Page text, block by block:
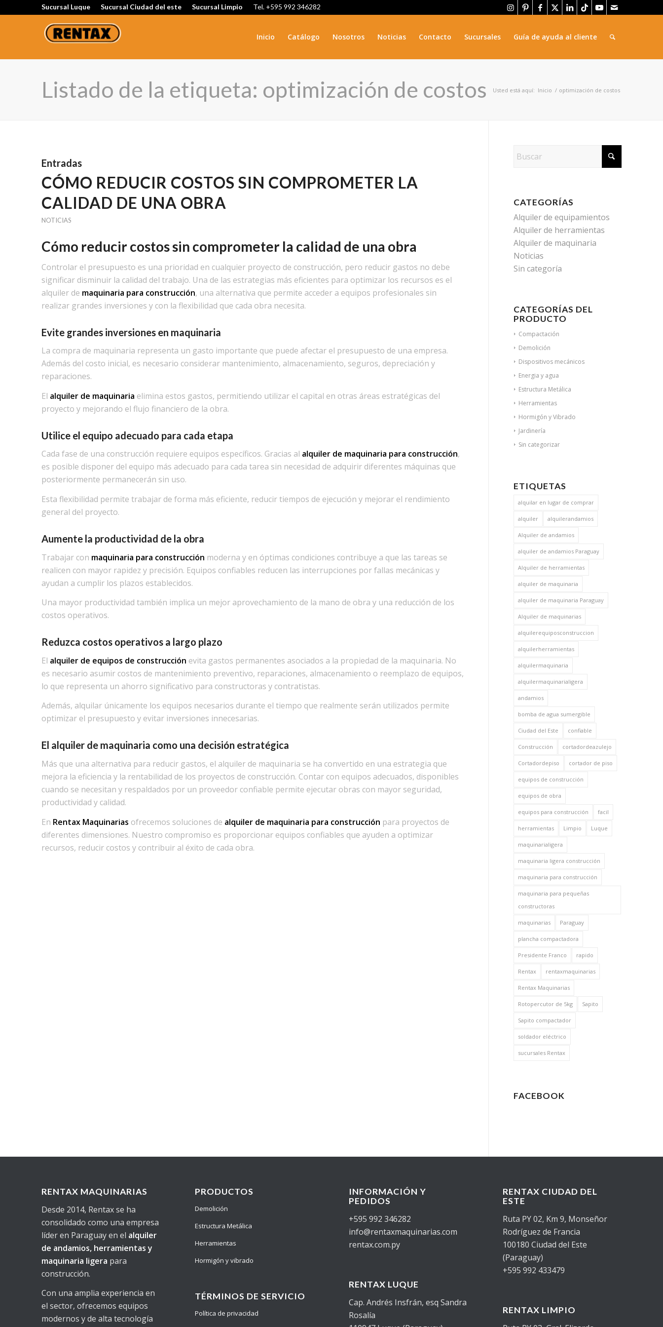
Sucursal Luque Sucursal Ciudad del este Sucursal Limpio Tel. +595 992 346282
Inicio Catálogo Nosotros Noticias Contacto Sucursales Guía de ayuda al cliente
Listado de la etiqueta: optimización de costos Usted está aquí: Inicio / optimización de costos
Entradas
CÓMO REDUCIR COSTOS SIN COMPROMETER LA
CALIDAD DE UNA OBRA
NOTICIAS
Cómo reducir costos sin comprometer la calidad de una obra
Controlar el presupuesto es una prioridad en cualquier proyecto de construcción, pero reducir gastos no debe
significar disminuir la calidad del trabajo. Una de las estrategias más eficientes para optimizar los recursos es el
alquiler de maquinaria para construcción, una alternativa que permite acceder a equipos profesionales sin
realizar grandes inversiones y con la flexibilidad que cada obra necesita.
Evite grandes inversiones en maquinaria
La compra de maquinaria representa un gasto importante que puede afectar el presupuesto de una empresa.
Además del costo inicial, es necesario considerar mantenimiento, almacenamiento, seguros, depreciación y
reparaciones.
El alquiler de maquinaria elimina estos gastos, permitiendo utilizar el capital en otras áreas estratégicas del
proyecto y mejorando el flujo financiero de la obra.
Utilice el equipo adecuado para cada etapa
Cada fase de una construcción requiere equipos específicos. Gracias al alquiler de maquinaria para construcción,
es posible disponer del equipo más adecuado para cada tarea sin necesidad de adquirir diferentes máquinas que
posteriormente permanecerán sin uso.
Esta flexibilidad permite trabajar de forma más eficiente, reducir tiempos de ejecución y mejorar el rendimiento
general del proyecto.
Aumente la productividad de la obra
Trabajar con maquinaria para construcción moderna y en óptimas condiciones contribuye a que las tareas se
realicen con mayor rapidez y precisión. Equipos confiables reducen las interrupciones por fallas mecánicas y
ayudan a cumplir los plazos establecidos.
Una mayor productividad también implica un mejor aprovechamiento de la mano de obra y una reducción de los
costos operativos.
Reduzca costos operativos a largo plazo
El alquiler de equipos de construcción evita gastos permanentes asociados a la propiedad de la maquinaria. No
es necesario asumir costos de mantenimiento preventivo, reparaciones, almacenamiento o reemplazo de equipos,
lo que representa un ahorro significativo para constructoras y contratistas.
Además, alquilar únicamente los equipos necesarios durante el tiempo que realmente serán utilizados permite
optimizar el presupuesto y evitar inversiones innecesarias.
El alquiler de maquinaria como una decisión estratégica
Más que una alternativa para reducir gastos, el alquiler de maquinaria se ha convertido en una estrategia que
mejora la eficiencia y la rentabilidad de los proyectos de construcción. Contar con equipos adecuados, disponibles
cuando se necesitan y respaldados por un proveedor confiable permite ejecutar obras con mayor seguridad,
productividad y calidad.
En Rentax Maquinarias ofrecemos soluciones de alquiler de maquinaria para construcción para proyectos de
diferentes dimensiones. Nuestro compromiso es proporcionar equipos confiables que ayuden a optimizar
recursos, reducir costos y contribuir al éxito de cada obra.
CATEGORÍAS
Alquiler de equipamientos
Alquiler de herramientas
Alquiler de maquinaria
Noticias
Sin categoría
CATEGORÍAS DEL
PRODUCTO
Compactación
Demolición
Dispositivos mecánicos
Energia y agua
Estructura Metálica
Herramientas
Hormigón y Vibrado
Jardinería
Sin categorizar
ETIQUETAS
alquilar en lugar de comprar
alquiler alquilerandamios
Alquiler de andamios
alquiler de andamios Paraguay
Alquiler de herramientas
alquiler de maquinaria
alquiler de maquinaria Paraguay
Alquiler de maquinarias
alquilerequiposconstruccion
alquilerherramientas
alquilermaquinaria
alquilermaquinarialigera
andamios
bomba de agua sumergible
Ciudad del Este confiable
Construcción cortadordeazulejo
Cortadordepiso cortador de piso
equipos de construcción
equipos de obra
equipos para construcción facil
herramientas Limpio Luque
maquinarialigera
maquinaria ligera construcción
maquinaria para construcción
maquinaria para pequeñas
constructoras
maquinarias Paraguay
plancha compactadora
Presidente Franco rapido
Rentax rentaxmaquinarias
Rentax Maquinarias
Rotopercutor de 5kg Sapito
Sapito compactador
soldador eléctrico
sucursales Rentax
FACEBOOK
RENTAX MAQUINARIAS
Desde 2014, Rentax se ha
consolidado como una empresa
líder en Paraguay en el alquiler
de andamios, herramientas y
maquinaria ligera para
construcción.
Con una amplia experiencia en
el sector, ofrecemos equipos
modernos y de alta tecnología
PRODUCTOS
Demolición
Estructura Metálica
Herramientas
Hormigón y vibrado
TÉRMINOS DE SERVICIO
Política de privacidad
INFORMACIÓN Y
PEDIDOS
+595 992 346282
info@rentaxmaquinarias.com
rentax.com.py
RENTAX LUQUE
Cap. Andrés Insfrán, esq Sandra
Rosalía
RENTAX CIUDAD DEL
ESTE
Ruta PY 02, Km 9, Monseñor
Rodríguez de Francia
100180 Ciudad del Este
(Paraguay)
+595 992 433479
RENTAX LIMPIO